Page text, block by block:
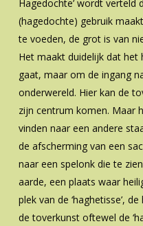
Hagedochte’ wordt
(hagedochte) gebruik
te voeden, de grot is van
Het maakt duidelijk dat
gaat, maar om de ingang
onderwereld. Hier kan de
zijn centrum komen. Maar
vinden naar een andere
de afscherming van een
naar een spelonk die te
aarde, een plaats waar
plek van de ‘haghetisse’,
de toverkunst oftewel de